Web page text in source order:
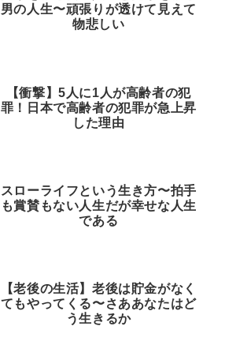
男の人生〜頑張りが透けて見えて
物悲しい
【衝撃】5人に1人が高齢者の犯
罪！日本で高齢者の犯罪が急上昇
した理由
スローライフという生き方〜拍手
も賞賛もない人生だが幸せな人生
である
【老後の生活】老後は貯金がなく
てもやってくる〜さああなたはど
う生きるか